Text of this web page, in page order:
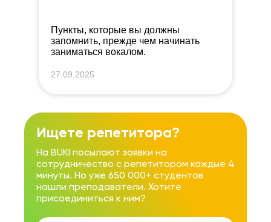
Пункты, которые вы должны
запомнить, прежде чем начинать
заниматься вокалом.
27.09.2025
Ищете репетитора?
На BUKI посылают заявки на
сотрудничество с репетитором каждые 4
минуты. Но уже 650 000+ студентов
нашли преподаватели. Хотите
присоединиться к ним?